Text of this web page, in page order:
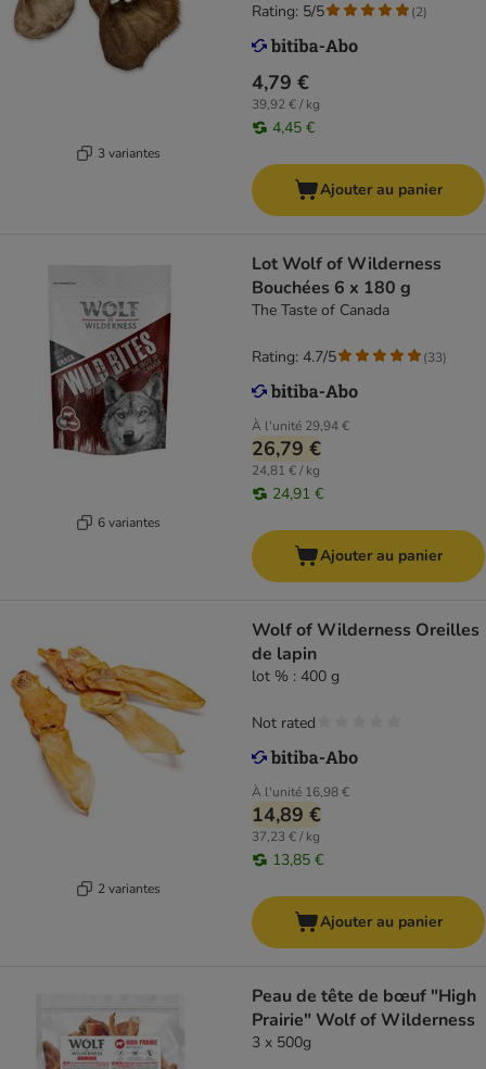
3 variantes
4,79 €
39,92 € / kg
4,45 €
Rating: 5/5 (2)
Ajouter au panier
6 variantes
Lot Wolf of Wilderness
Bouchées 6 x 180 g
The Taste of Canada
À l'unité 29,94 €
26,79 €
24,81 € / kg
24,91 €
Rating: 4.7/5 (33)
Ajouter au panier
2 variantes
Wolf of Wilderness Oreilles
de lapin
lot % : 400 g
À l'unité 16,98 €
14,89 €
37,23 € / kg
13,85 €
Not rated
Ajouter au panier
Peau de tête de bœuf "High
Prairie" Wolf of Wilderness
3 x 500g